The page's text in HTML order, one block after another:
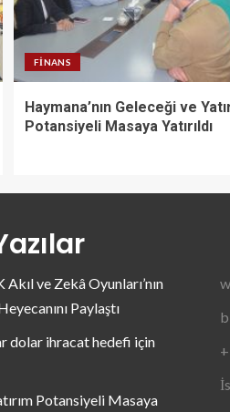
FINANS
Haymana’nın Geleceği ve
Potansiyeli Masaya Yatırıldı
ve Zekâ Oyunları’nın
Paylaştı
dolar ihracat hedefi için
Potansiyeli Masaya